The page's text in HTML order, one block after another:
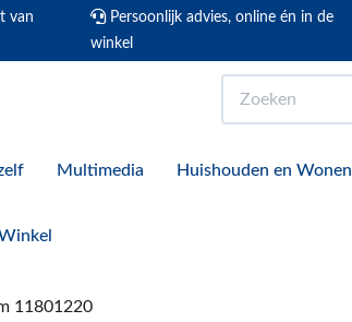
van
Persoonlijk advies, online én in de
winkel
Multimedia Huishouden en Wonen
11801220